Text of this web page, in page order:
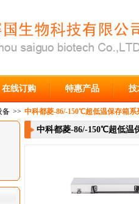
在线订购 特惠产品 技
备 >> 中科都菱-86/-150℃超低温保存箱系
中科都菱-86/-150℃超低温